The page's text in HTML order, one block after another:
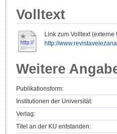
Volltext
Link zum Volltext (externe
http://
Weitere
Publikationsform:
Institutionen der Universität:
Verlag:
Titel an der KU entstanden: